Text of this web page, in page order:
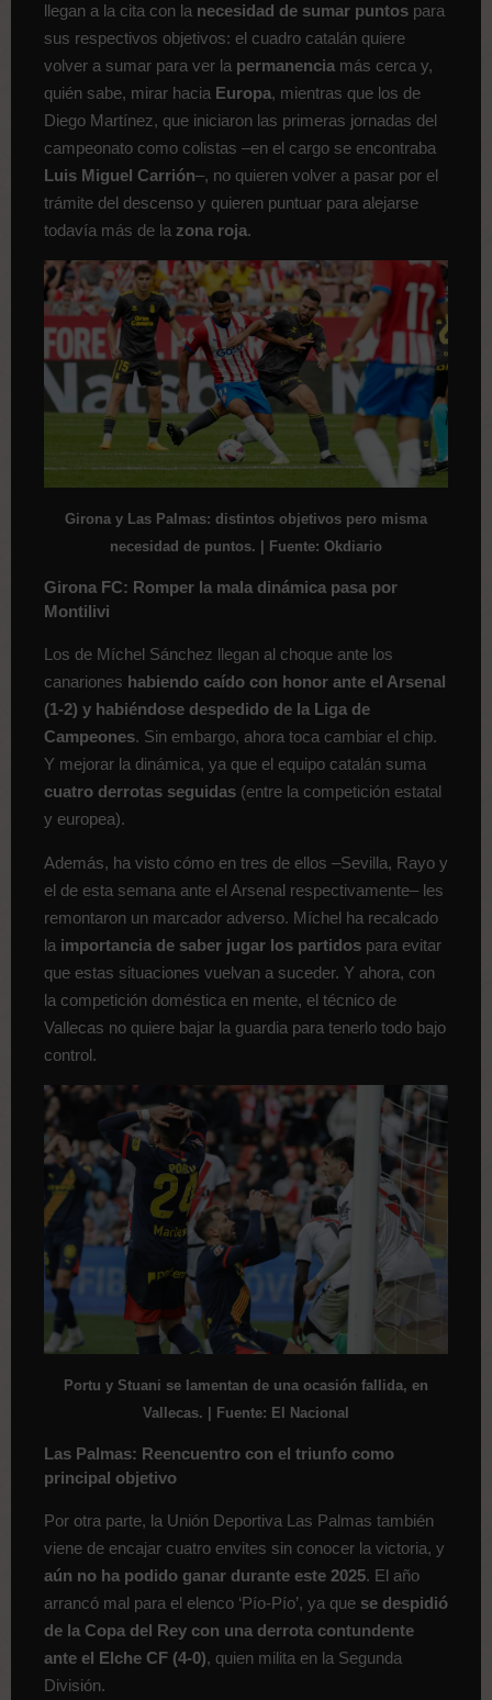
llegan a la cita con la necesidad de sumar puntos para
sus respectivos objetivos: el cuadro catalán quiere
volver a sumar para ver la permanencia más cerca y,
quién sabe, mirar hacia Europa, mientras que los de
Diego Martínez, que iniciaron las primeras jornadas del
campeonato como colistas –en el cargo se encontraba
Luis Miguel Carrión–, no quieren volver a pasar por el
trámite del descenso y quieren puntuar para alejarse
todavía más de la zona roja.
Girona y Las Palmas: distintos objetivos pero misma
necesidad de puntos. | Fuente: Okdiario
Girona FC: Romper la mala dinámica pasa por
Montilivi
Los de Míchel Sánchez llegan al choque ante los
canariones habiendo caído con honor ante el Arsenal
(1-2) y habiéndose despedido de la Liga de
Campeones. Sin embargo, ahora toca cambiar el chip.
Y mejorar la dinámica, ya que el equipo catalán suma
cuatro derrotas seguidas (entre la competición estatal
y europea).
Además, ha visto cómo en tres de ellos –Sevilla, Rayo y
el de esta semana ante el Arsenal respectivamente– les
remontaron un marcador adverso. Míchel ha recalcado
la importancia de saber jugar los partidos para evitar
que estas situaciones vuelvan a suceder. Y ahora, con
la competición doméstica en mente, el técnico de
Vallecas no quiere bajar la guardia para tenerlo todo bajo
control.
Portu y Stuani se lamentan de una ocasión fallida, en
Vallecas. | Fuente: El Nacional
Las Palmas: Reencuentro con el triunfo como
principal objetivo
Por otra parte, la Unión Deportiva Las Palmas también
viene de encajar cuatro envites sin conocer la victoria, y
aún no ha podido ganar durante este 2025. El año
arrancó mal para el elenco ‘Pío-Pío’, ya que se despidió
de la Copa del Rey con una derrota contundente
ante el Elche CF (4-0), quien milita en la Segunda
División.